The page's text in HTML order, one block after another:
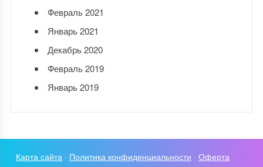
Февраль 2021
Январь 2021
Декабрь 2020
Февраль 2019
Январь 2019
Карта сайта · Политика конфиденциальности ·Оферта